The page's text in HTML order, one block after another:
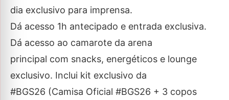
dia exclusivo para imprensa.
Dá acesso 1h antecipado e entrada exclusiva.
Dá acesso ao camarote da arena
principal com snacks, energéticos e lounge
exclusivo. Inclui kit exclusivo da
#BGS26 (Camisa Oficial #BGS26 + 3 copos